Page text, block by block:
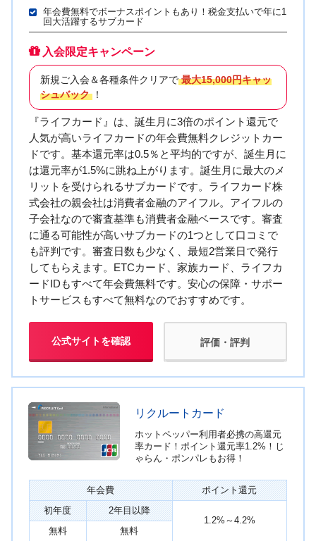
年会費無料でボーナスポイントもあり！税金支払いで年に1
回大活躍するサブカード
入会限定キャンペーン
新規ご入会＆各種条件クリアで 最大15,000円キャッ
シュバック ！
『ライフカード』は、誕生月に3倍のポイント還元で
人気が高いライフカードの年会費無料クレジットカー
ドです。基本還元率は0.5％と平均的ですが、誕生月に
は還元率が1.5%に跳ね上がります。誕生月に最大のメ
リットを受けられるサブカードです。ライフカード株
式会社の親会社は消費者金融のアイフル。アイフルの
子会社なので審査基準も消費者金融ベースです。審査
に通る可能性が高いサブカードの1つとして口コミで
も評判です。審査日数も少なく、最短2営業日で発行
してもらえます。ETCカード、家族カード、ライフカ
ードIDもすべて年会費無料です。安心の保障・サポー
トサービスもすべて無料なのでおすすめです。
公式サイトを確認 評価・評判
リクルートカード
ホットペッパー利用者必携の高還元
率カード！ポイント還元率1.2%！じ
ゃらん・ポンパレもお得！
年会費
ポイント還元
初年度
2年目以降
1.2%～4.2%
無料
無料